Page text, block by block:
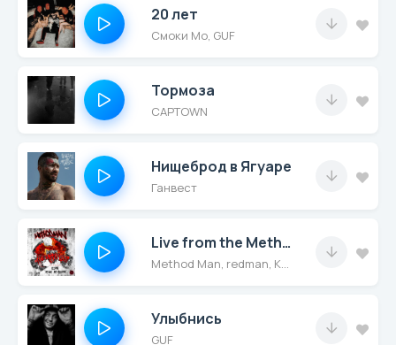
20 лет
Смоки Мо, GUF
Тормоза
CAPTOWN
Нищеброд в Ягуаре
Ганвест
Live from the Methlab
Method Man, redman, KRS-one, JoJo Pellegrino
Улыбнись
GUF